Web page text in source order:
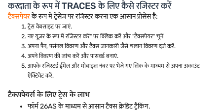
करदाता के रूप में TRACES के लिए कैसे रजिस्टर करें
टैक्सपेयरके रूप में ट्रेसेज़ पर रजिस्टर करना एक आसान प्रोसेस है:
ट्रेस वेबसाइट पर जाएं.
नए यूज़र के रूप में रजिस्टर करें" पर क्लिक करें और "टैक्सपेयर" चुनें
अपना पैन, पर्सनल विवरण और टैक्स जानकारी जैसे चलान विवरण दर्ज करें.
अपने विवरण की जांच करें और पासवर्ड बनाएं.
आपके रजिस्टर्ड ईमेल और मोबाइल नंबर पर भेजे गए लिंक के माध्यम से अपना अकाउंट
ऐक्टिवेट करें.
टैक्सपेयर्स के लिए ट्रेस के लाभ
फॉर्म 26AS के माध्यम से आसान टैक्स क्रेडिट ट्रैकिंग.